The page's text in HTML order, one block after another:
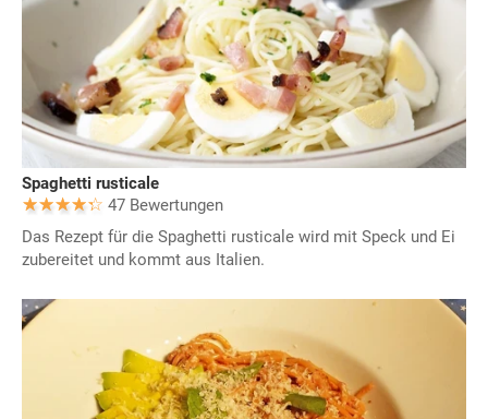
Spaghetti rusticale
47 Bewertungen
Das Rezept für die Spaghetti rusticale wird mit Speck und Ei
zubereitet und kommt aus Italien.